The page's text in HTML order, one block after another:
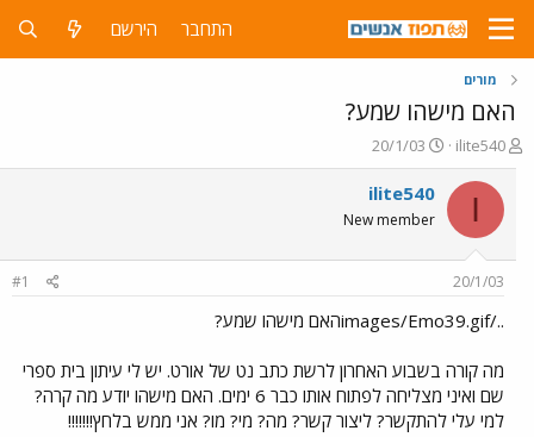
התחבר הירשם
מורים
האם מישהו שמע?
פ
ו
ת
ח
ה
ש
ilite540
פ
ו
ר
ם
ר
20/1/03
I
ilite540
New member
20/1/03
#1
../images/Emo39.gifהאם מישהו שמע?
מה קורה בשבוע האחרון לרשת כתב נט של אורט. יש לי עיתון בית ספרי
שם ואיני מצליחה לפתוח אותו כבר 6 ימים. האם מישהו יודע מה קרה?
למי עלי להתקשר? ליצור קשר? מה? מי? מו? אני ממש בלחץ!!!!!!!